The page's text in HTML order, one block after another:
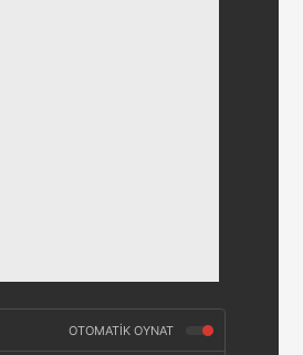
OTOMATİK OYNAT